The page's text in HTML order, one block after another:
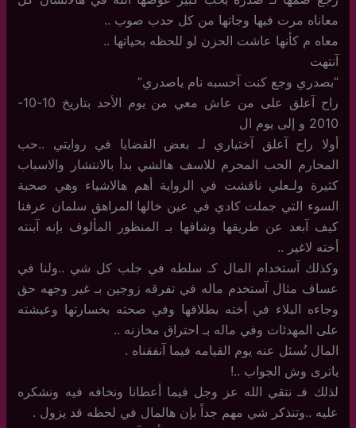
معاناه مرت فيها وجاتها من كل حدب صوب ..
معاه م كأنها عاشت الحزن لو للحظه بحياتها ..
آنتهت
“بصدري وجع كنت آحسبه نام ياصدري”
راح آعلق على من عاش معي من يوم الأحد بتاريخ 10-10-
2010 و إلى يوم ال
أولا راح آعلق آختياري لـ بعض القضايا في روايتي ..حب
المحارم الحب المحرم للاسف هالشي بدأ بالانتشار والاسباب
كثيرة ولـعلي ناقشت في الرواية أهم هالاشياء وهي صحبة
السوء التي جملت كادي في عين خالها المراهق سلمان عرفنا
كيف آبعد عن طريقها وشافها بـ المنظور المألوف بإنه آبنته
أخته لاغير ..
وكذلك آستخدام المال كـ سلطه في جلب كل شي ..ولنا في
عساف مثال آستخدم ماله في تفرقه زوجين بـ غير وجهه حق
وجاءه البلاء في أخته بطلاقها وفي صحته بخسارتها وعيشته
على المهدئات وفي ماله بـ احتراق مخازنه ..
المال نُسئل عنه يوم القيامه فيما آنفقناه .
ياترى وش الجواب ..!
لذلك فـ نتقي الله عز وجل فيما أعطانا ونخافه فيه ونشكره
عليه ..وتنذكر شي مهم جداً بإن هالمال في لحظه قد يزول .